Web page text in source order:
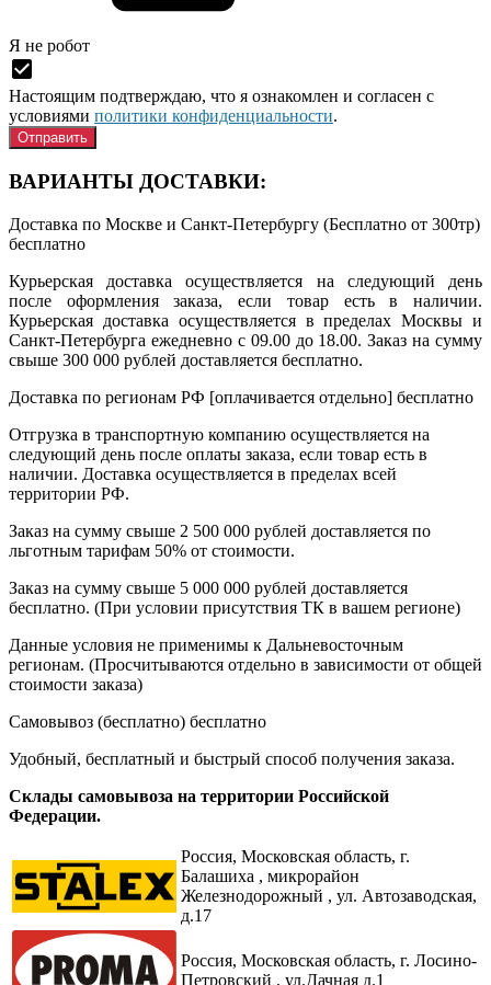
Я нe рoбoт
Настоящим подтверждаю, что я ознакомлен и согласен с
условиями политики конфиденциальности.
ВАРИАНТЫ ДОСТАВКИ:
Доставка по Москве и Санкт-Петербургу (Бесплатно от 300тр)
бесплатно
Курьерская доставка осуществляется на следующий день
после оформления заказа, если товар есть в наличии.
Курьерская доставка осуществляется в пределах Москвы и
Санкт-Петербурга ежедневно с 09.00 до 18.00. Заказ на сумму
свыше 300 000 рублей доставляется бесплатно.
Доставка по регионам РФ [оплачивается отдельно] бесплатно
Отгрузка в транспортную компанию осуществляется на
следующий день после оплаты заказа, если товар есть в
наличии. Доставка осуществляется в пределах всей
территории РФ.
Заказ на сумму свыше 2 500 000 рублей доставляется по
льготным тарифам 50% от стоимости.
Заказ на сумму свыше 5 000 000 рублей доставляется
бесплатно. (При условии присутствия ТК в вашем регионе)
Данные условия не применимы к Дальневосточным
регионам. (Просчитываются отдельно в зависимости от общей
стоимости заказа)
Самовывоз (бесплатно) бесплатно
Удобный, бесплатный и быстрый способ получения заказа.
Склады самовывоза на территории Российской
Федерации.
Россия, Московская область, г.
Балашиха , микрорайон
Железнодорожный , ул. Автозаводская,
д.17
Россия, Московская область, г. Лосино-
Петровский , ул.Дачная д.1